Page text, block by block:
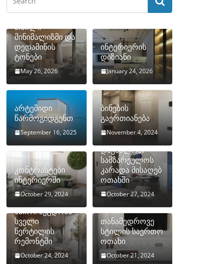
თბილი
მინიმალიზმი და
დედამიწის
ტონები
May 26, 2026
ინტერიერის
დიზიანი
January 24, 2026
არტემიდი
წარმოგიდგენთ
September 16, 2025
ბინების
გაერთიანება
November 4, 2024
კონტრასტები
ინტერიერში
October 29, 2024
როგორ
დავმალოთ
სამზარეულოს
კარადა მისაღებ
ოთახში
October 27, 2024
ხშირი შეცდომა
სველი
წერტილის
რემონტში
October 24, 2024
თანამედროვე
სტილის საერთო
ოთახი
October 21, 2024